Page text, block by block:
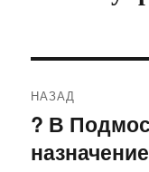
по
записям
НАЗАД
Предыдущая
запись:
? В